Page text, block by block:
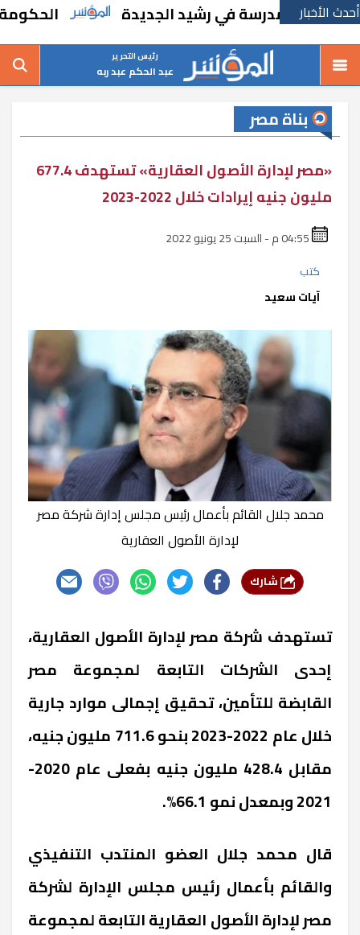
أحدث الأخبارمدرسة في رشيد الجديدة الحكومة
رئيس التحرير
عبد الحكم عبد ربه
بناة مصر
«مصر لإدارة الأصول العقارية» تستهدف 677.4
مليون جنيه إيرادات خلال 2022-2023
كتب
آيات سعيد
محمد جلال القائم بأعمال رئيس مجلس إدارة شركة مصر
لإدارة الأصول العقارية
تستهدف شركة مصر لإدارة الأصول العقارية،
إحدى الشركات التابعة لمجموعة مصر
القابضة للتأمين، تحقيق إجمالى موارد جارية
خلال عام 2022-2023 بنحو 711.6 مليون جنيه،
مقابل 428.4 مليون جنيه بفعلى عام 2020-
2021 وبمعدل نمو 66.1%.
قال محمد جلال العضو المنتدب التنفيذي
والقائم بأعمال رئيس مجلس الإدارة لشركة
مصر لإدارة الأصول العقارية التابعة لمجموعة